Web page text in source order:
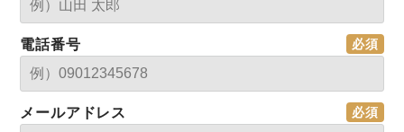
電話番号
メールアドレス